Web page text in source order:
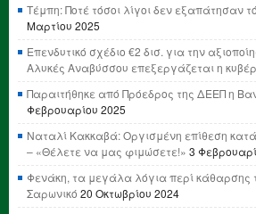
Τέμπη: Ποτέ τόσοι λίγοι δεν εξαπάτησαν
Μαρτίου 2025
Επενδυτικό σχέδιο €2 δισ. για την
Αλυκές Αναβύσσου επεξεργάζεται η
Παραιτήθηκε από Πρόεδρος της ΔΕΕΠ η
Φεβρουαρίου 2025
Ναταλί Κακκαβά: Οργισμένη επίθεση
– «Θέλετε να μας φιμώσετε!» 3
Φενάκη, τα μεγάλα λόγια περί κάθαρσης
Σαρωνικό 20 Οκτωβρίου 2024